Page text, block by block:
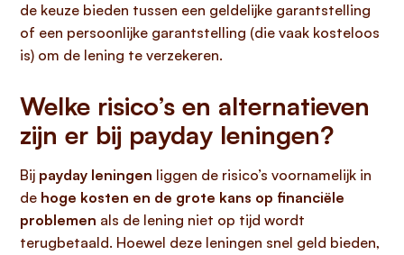
de keuze bieden tussen een geldelijke garantstelling
of een persoonlijke garantstelling (die vaak kosteloos
is) om de lening te verzekeren.
Welke risico’s en alternatieven
zijn er bij payday leningen?
Bij payday leningen liggen de risico’s voornamelijk in
de hoge kosten en de grote kans op financiële
problemen als de lening niet op tijd wordt
terugbetaald. Hoewel deze leningen snel geld bieden,